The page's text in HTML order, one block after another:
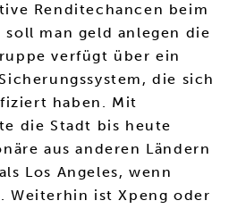
Renditechancen beim
man geld anlegen die
verfügt über ein
die sich
haben. Mit
die Stadt bis heute
aus anderen Ländern
Los Angeles, wenn
Weiterhin ist Xpeng oder